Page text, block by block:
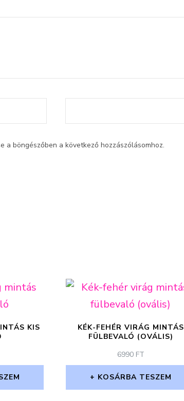
a böngészőben a következő hozzászólásomhoz.
KIS
KÉK-FEHÉR VIRÁG MINTÁS
FÜLBEVALÓ (OVÁLIS)
6990 FT
KOSÁRBA TESZEM